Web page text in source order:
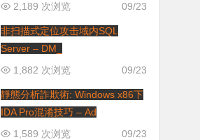
09/23
2,189 次浏览
非扫描式定位攻击域内SQL
Server – DM_
09/23
1,882 次浏览
靜態分析詐欺術: Windows x86下
IDA Pro混淆技巧 – Ad
09/23
1,589 次浏览